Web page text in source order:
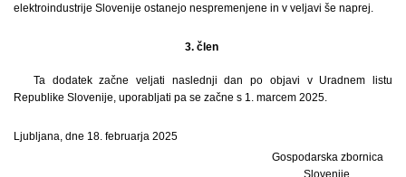
elektroindustrije Slovenije ostanejo nespremenjene in v veljavi še naprej.
3. člen
Ta dodatek začne veljati naslednji dan po objavi v Uradnem listu
Republike Slovenije, uporabljati pa se začne s 1. marcem 2025.
Ljubljana, dne 18. februarja 2025
Gospodarska zbornica
Slovenije